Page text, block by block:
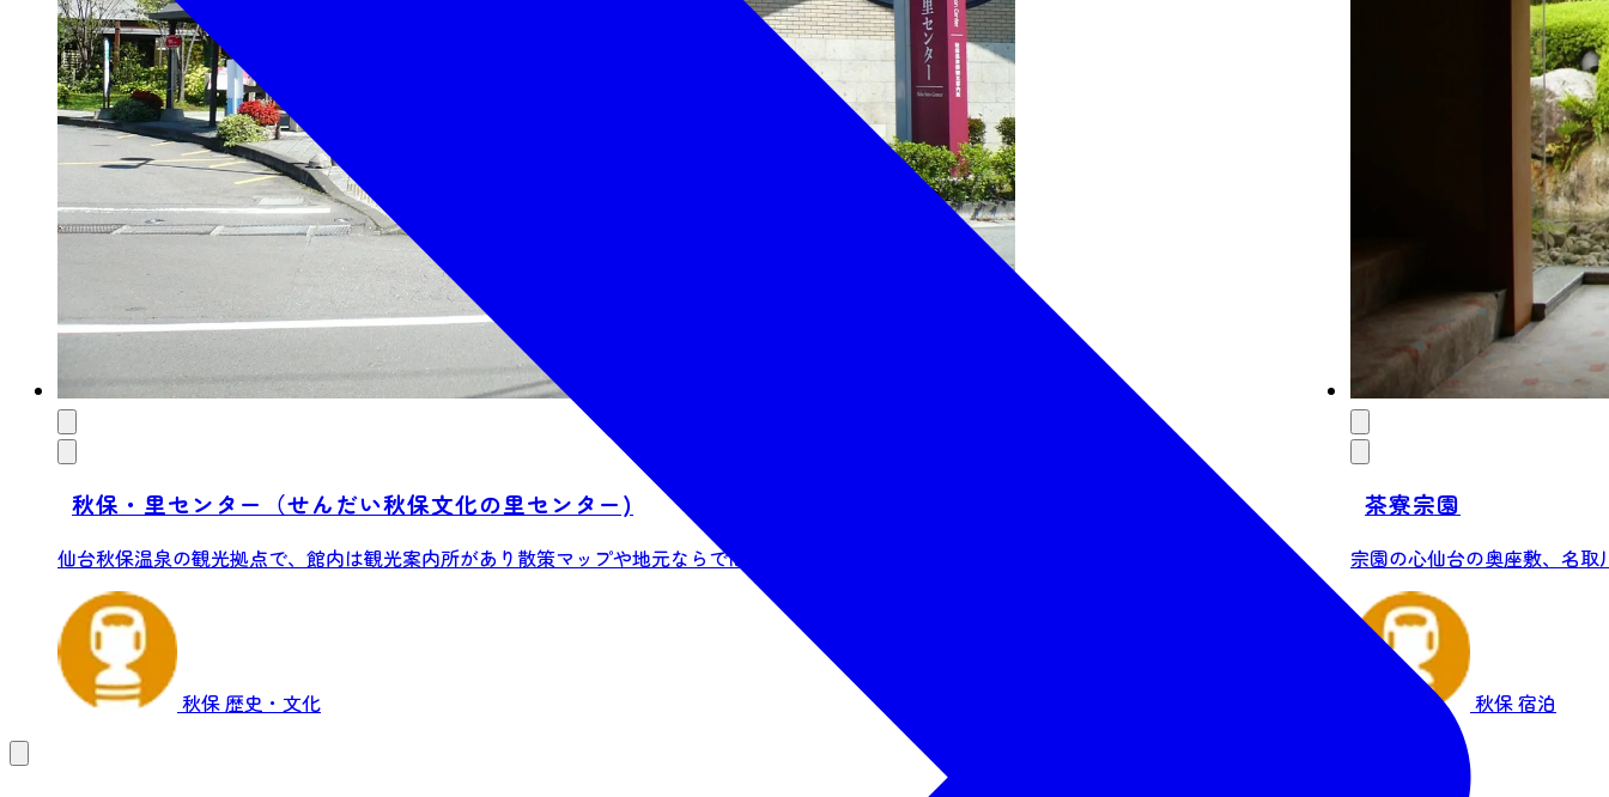
秋保・里センター（せんだい秋保文化の里センター)
仙台秋保温泉の観光拠点で、館内は観光案内所があり散策マップや地元ならではの情報を手に入れること...
秋保歴史・文化
茶寮宗園
宗園の心仙台の奥座敷、名
秋保宿泊